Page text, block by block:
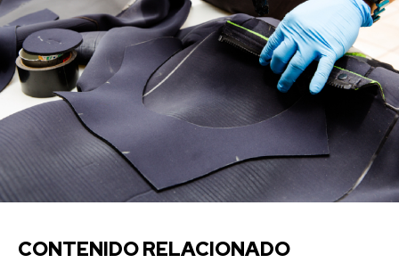
CONTENIDO RELACIONADO